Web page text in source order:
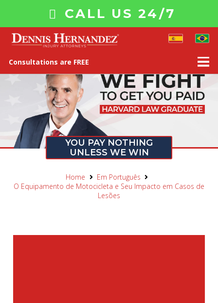
CALL US 24/7
Consultations are FREE
YOU PAY NOTHING
UNLESS WE WIN
Home
Em Português
O Equipamento de Motocicleta e Seu Impacto em Casos de
Lesões